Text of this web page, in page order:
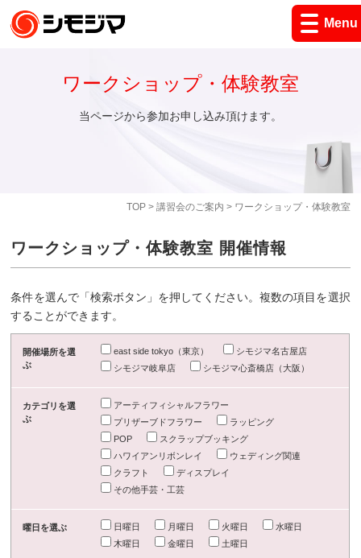
Menu
TOP> 講習会のご案内 > ワークショップ・体験教室
ワークショップ・体験教室
当ページから参加お申し込み頂けます。
ワークショップ・体験教室 開催情報
条件を選んで「検索ボタン」を押してください。複数の項目を選択
することができます。
開催場所を選
ぶ
east side tokyo（東京）
シモジマ名古屋店
シモジマ岐阜店
シモジマ心斎橋店（大阪）
カテゴリを選
ぶ
アーティフィシャルフラワー
プリザーブドフラワー
ラッピング
POP
スクラップブッキング
ハワイアンリボンレイ
ウェディング関連
クラフト
ディスプレイ
その他手芸・工芸
曜日を選ぶ 日曜日 月曜日 火曜日
水曜日
木曜日
金曜日 土曜日